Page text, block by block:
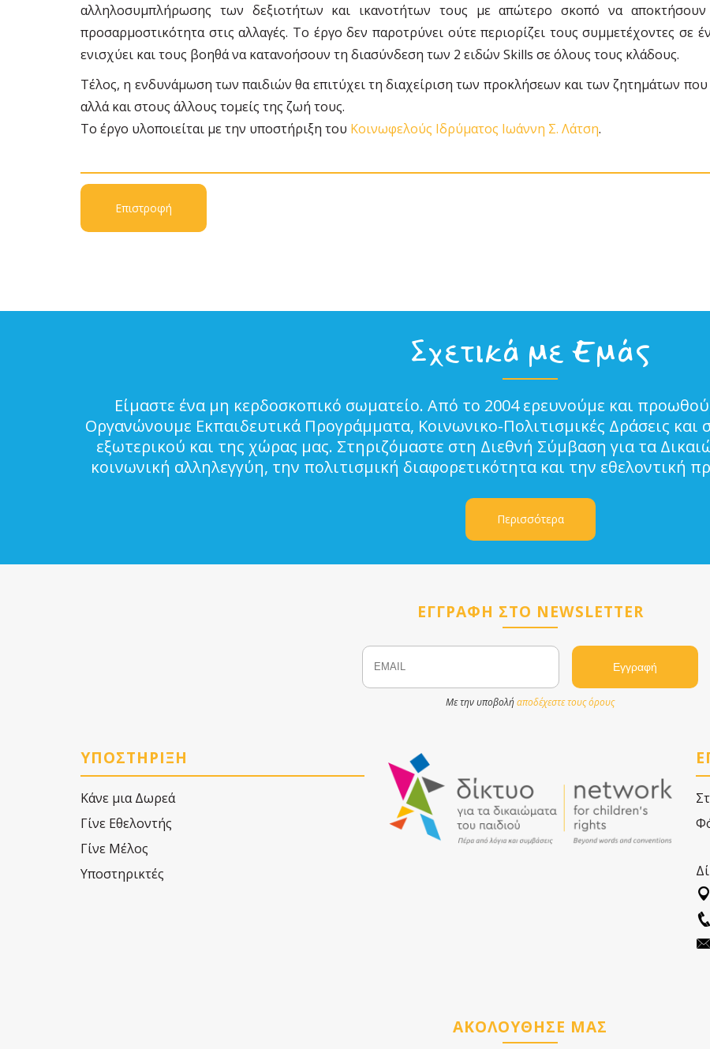
αλληλοσυμπλήρωσης των δεξιοτήτων και ικανοτήτων τους με απώτερο σκοπό να αποκτήσουν
προσαρμοστικότητα στις αλλαγές. Το έργο δεν παροτρύνει ούτε περιορίζει τους συμμετέχοντες σε
ενισχύει και τους βοηθά να κατανοήσουν τη διασύνδεση των 2 ειδών Skills σε όλους τους κλάδους.
Τέλος, η ενδυνάμωση των παιδιών θα επιτύχει τη διαχείριση των προκλήσεων και των ζητημάτων
αλλά και στους άλλους τομείς της ζωή τους.
Το έργο υλοποιείται με την υποστήριξη του Κοινωφελούς Ιδρύματος Ιωάννη Σ. Λάτση.
Επιστροφή
Σχετικά με Εμάς
Είμαστε ένα μη κερδοσκοπικό σωματείο. Από το 2004 ερευνούμε και
Οργανώνουμε Εκπαιδευτικά Προγράμματα, Κοινωνικο-Πολιτισμικές Δράσεις και
εξωτερικού και της χώρας μας. Στηριζόμαστε στη Διεθνή Σύμβαση για τα
κοινωνική αλληλεγγύη, την πολιτισμική διαφορετικότητα και την εθελοντική
Περισσότερα
ΕΓΓΡΑΦΗ ΣΤΟ NEWSLETTER
Email Name
Με την υποβολήαποδέχεστε τους όρους
ΥΠΟΣΤΗΡΙΞΗ
Κάνε μια Δωρεά
Γίνε Εθελοντής
Γίνε Μέλος
Υποστηρικτές
ΑΚΟΛΟΥΘΗΣΕ ΜΑΣ